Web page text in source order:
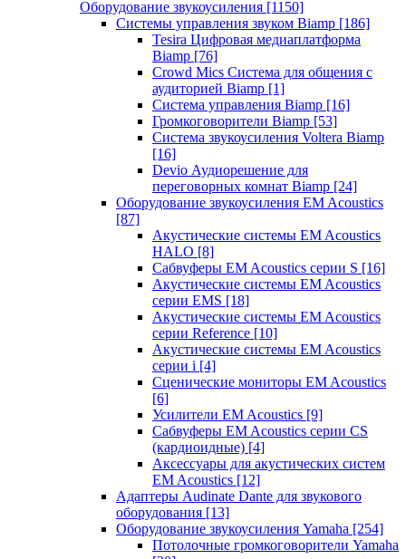
Оборудование звукоусиления [1150]
Системы управления звуком Biamp [186]
Tesira Цифровая медиаплатформа
Biamp [76]
Crowd Mics Система для общения с
аудиторией Biamp [1]
Система управления Biamp [16]
Громкоговорители Biamp [53]
Система звукоусиления Voltera Biamp
[16]
Devio Аудиорешение для
переговорных комнат Biamp [24]
Оборудование звукоусиления EM Acoustics
[87]
Акустические системы EM Acoustics
HALO [8]
Сабвуферы EM Acoustics серии S [16]
Акустические системы EM Acoustics
серии EMS [18]
Акустические системы EM Acoustics
серии Reference [10]
Акустические системы EM Acoustics
серии i [4]
Сценические мониторы EM Acoustics
[6]
Усилители EM Acoustics [9]
Сабвуферы EM Acoustics серии CS
(кардиоидные) [4]
Аксессуары для акустических систем
EM Acoustics [12]
Адаптеры Audinate Dante для звукового
оборудования [13]
Оборудование звукоусиления Yamaha [254]
Потолочные громкоговорители Yamaha